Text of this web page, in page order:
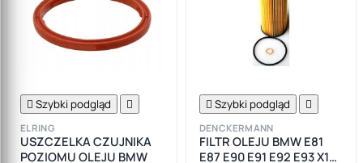
 Szybki podgląd 
ELRING
USZCZELKA CZUJNIKA
POZIOMU OLEJU BMW
 Szybki podgląd 
DENCKERMANN
FILTR OLEJU BMW E81
E87 E90 E91 E92 E93 X1